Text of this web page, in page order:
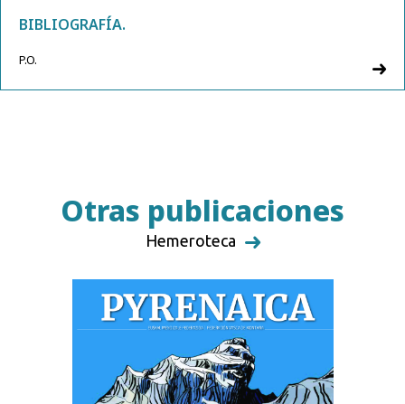
BIBLIOGRAFÍA.
P.O.
Otras publicaciones
Hemeroteca